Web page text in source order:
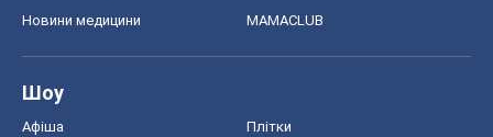
Новини медицини MAMACLUB
Шоу
Афіша Плітки